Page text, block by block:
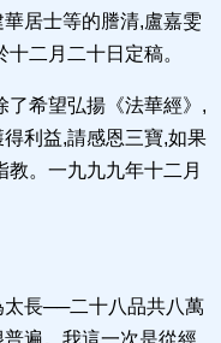
居士等的謄清,盧嘉雯
二月二十日定稿。
了希望弘揚《法華經》,
利益,請感恩三寶,如果
。一九九九年十二月
太長──二十八品共八萬
遍。我這一次是從經